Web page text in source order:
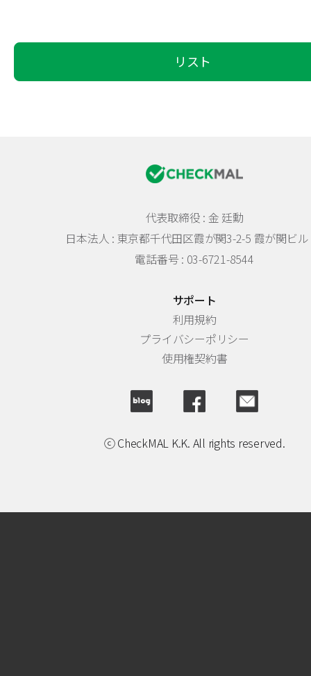
リスト
代表取締役 : 金 廷勳
日本法人 : 東京都千代田区霞が関3-2-5 霞が関ビル
電話番号 : 03-6721-8544
サポート
利用規約
プライバシーポリシー
使用権契約書
ⓒ CheckMAL K.K. All rights reserved.